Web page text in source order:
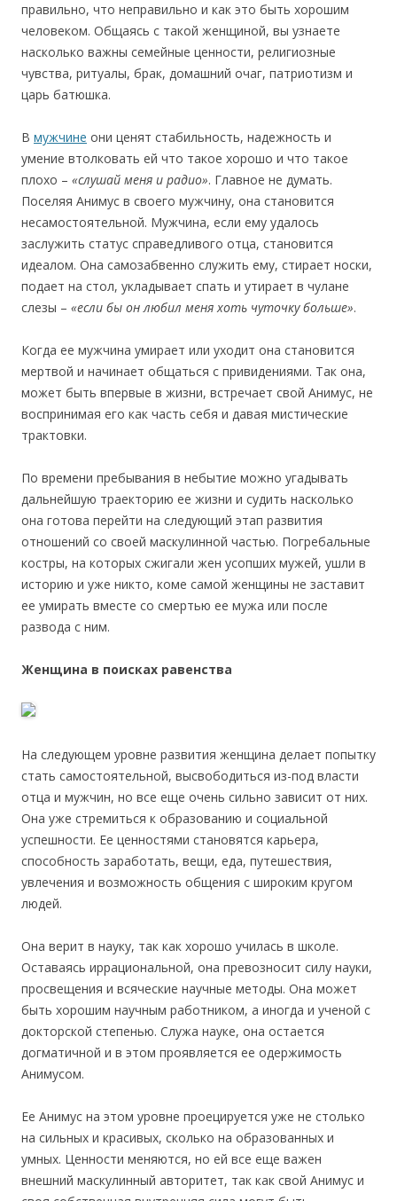
правильно, что неправильно и как это быть хорошим
человеком. Общаясь с такой женщиной, вы узнаете
насколько важны семейные ценности, религиозные
чувства, ритуалы, брак, домашний очаг, патриотизм и
царь батюшка.
В мужчине они ценят стабильность, надежность и
умение втолковать ей что такое хорошо и что такое
плохо – «слушай меня и радио». Главное не думать.
Поселяя Анимус в своего мужчину, она становится
несамостоятельной. Мужчина, если ему удалось
заслужить статус справедливого отца, становится
идеалом. Она самозабвенно служить ему, стирает носки,
подает на стол, укладывает спать и утирает в чулане
слезы – «если бы он любил меня хоть чуточку больше».
Когда ее мужчина умирает или уходит она становится
мертвой и начинает общаться с привидениями. Так она,
может быть впервые в жизни, встречает свой Анимус, не
воспринимая его как часть себя и давая мистические
трактовки.
По времени пребывания в небытие можно угадывать
дальнейшую траекторию ее жизни и судить насколько
она готова перейти на следующий этап развития
отношений со своей маскулинной частью. Погребальные
костры, на которых сжигали жен усопших мужей, ушли в
историю и уже никто, коме самой женщины не заставит
ее умирать вместе со смертью ее мужа или после
развода с ним.
Женщина в поисках равенства
На следующем уровне развития женщина делает попытку
стать самостоятельной, высвободиться из-под власти
отца и мужчин, но все еще очень сильно зависит от них.
Она уже стремиться к образованию и социальной
успешности. Ее ценностями становятся карьера,
способность заработать, вещи, еда, путешествия,
увлечения и возможность общения с широким кругом
людей.
Она верит в науку, так как хорошо училась в школе.
Оставаясь иррациональной, она превозносит силу науки,
просвещения и всяческие научные методы. Она может
быть хорошим научным работником, а иногда и ученой с
докторской степенью. Служа науке, она остается
догматичной и в этом проявляется ее одержимость
Анимусом.
Ее Анимус на этом уровне проецируется уже не столько
на сильных и красивых, сколько на образованных и
умных. Ценности меняются, но ей все еще важен
внешний маскулинный авторитет, так как свой Анимус и